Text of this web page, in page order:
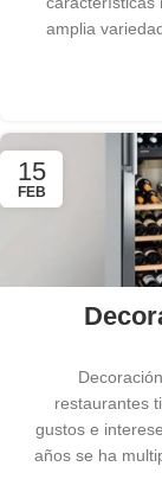
amplia
15
FEB
restaurantes
gustos e
años se ha